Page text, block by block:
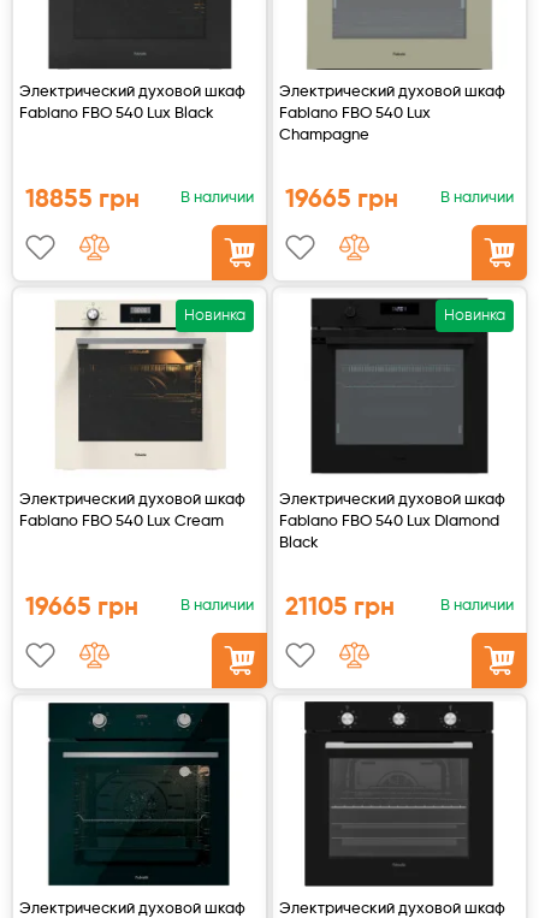
Электрический духовой шкаф
Fabiano FBO 540 Lux Black
18855 грн В наличии
Электрический духовой шкаф
Fabiano FBO 540 Lux
Champagne
19665 грн В наличии
Новинка
Электрический духовой шкаф
Fabiano FBO 540 Lux Cream
19665 грн В наличии
Новинка
Электрический духовой шкаф
Fabiano FBO 540 Lux Diamond
Black
21105 грн В наличии
Электрический духовой шкаф
Электрический духовой шкаф